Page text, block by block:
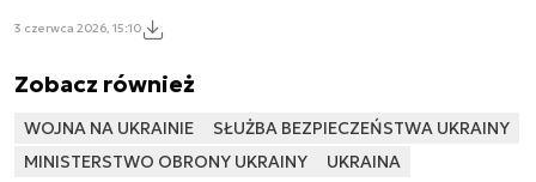
3 czerwca 2026, 15:10
Zobacz również
WOJNA NA UKRAINIE
SŁUŻBA BEZPIECZEŃSTWA UKRAINY
MINISTERSTWO OBRONY UKRAINY
UKRAINA